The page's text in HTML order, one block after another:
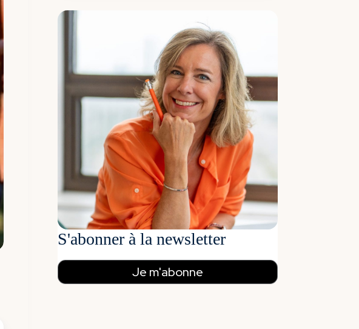
S'abonner à la newsletter
Je m'abonne